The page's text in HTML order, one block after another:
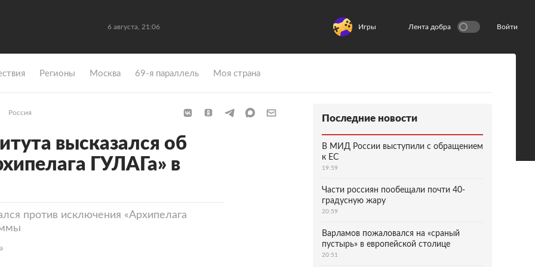
6 августа, 21:06 Игры Лента добра Войти
Регионы Москва 69-я параллель Моя страна
Россия
высказался об
ГУЛАГа» в
против исключения «Архипелага
Последние новости
В МИД России выступили с обращением
к ЕС
19:59
Части россиян пообещали почти 40-
градусную жару
20:59
Варламов пожаловался на «сраный
пустырь» в европейской столице
20:51